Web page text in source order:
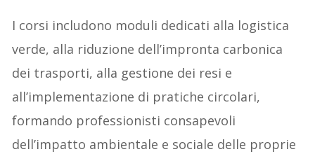
I corsi includono moduli dedicati alla logistica
verde, alla riduzione dell’impronta carbonica
dei trasporti, alla gestione dei resi e
all’implementazione di pratiche circolari,
formando professionisti consapevoli
dell’impatto ambientale e sociale delle proprie